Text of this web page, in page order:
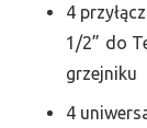
4
1/2” do
grzejniku
4